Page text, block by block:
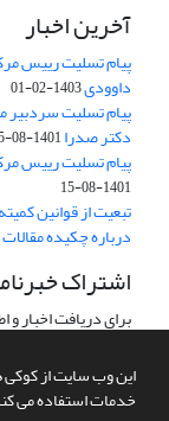
این وب سایت از کوکی
خدمات استفاده می
آخرین اخبار
پیام تسلیت رییس
داوودی1403-02-01
پیام تسلیت
دکتر صدرا1401-08-15
پیام تسلیت رییس
1401-08-15
تبعیت از قوانین
درباره چکیده مقالات
اشتراک
برای دریافت اخبار